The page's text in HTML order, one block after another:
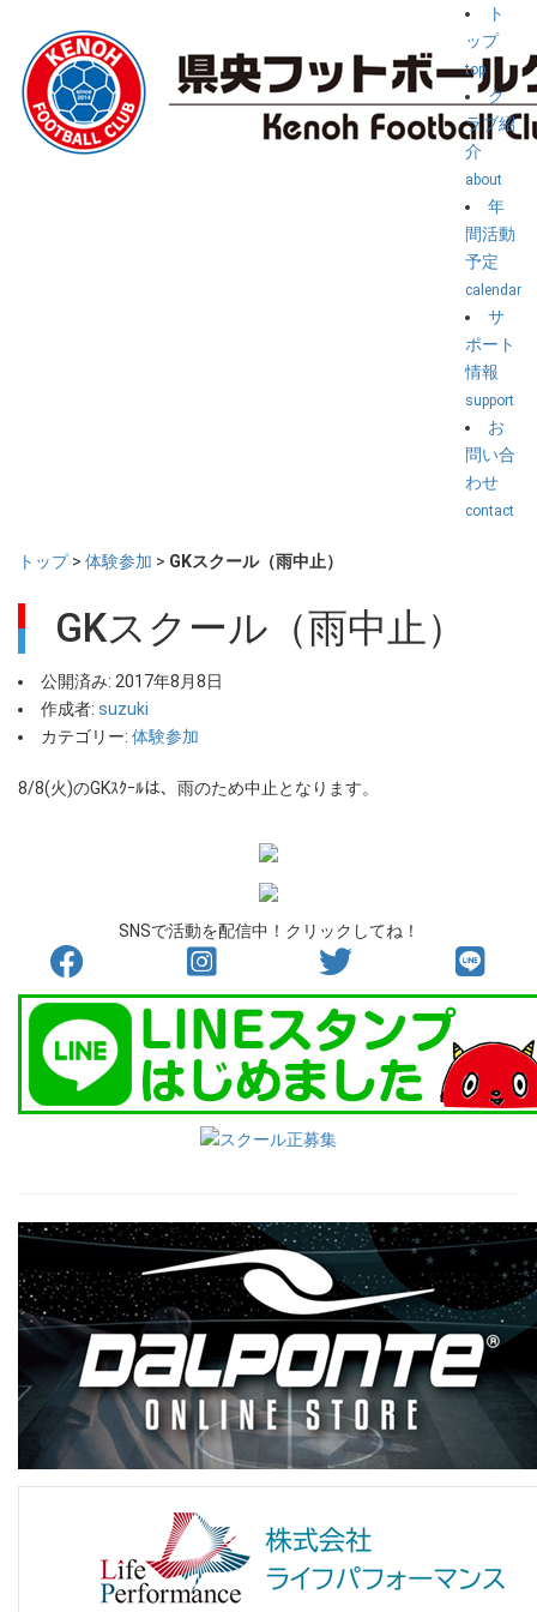
ト
ップ
top
ク
ラブ紹
介
about
年
間活動
予定
calendar
サ
ポート
情報
support
お
問い合
わせ
contact
トップ> 体験参加 > GKスクール（雨中止）
GKスクール（雨中止）
公開済み: 2017年8月8日
作成者: suzuki
カテゴリー: 体験参加
8/8(火)のGKｽｸｰﾙは、雨のため中止となります。
SNSで活動を配信中！クリックしてね！